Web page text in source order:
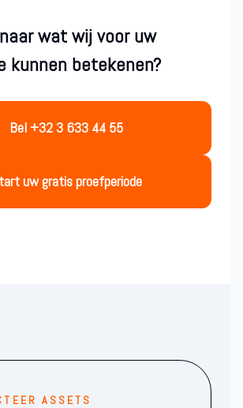
wat wij voor uw
kunnen betekenen?
Bel +32 3 633 44 55
uw gratis proefperiode
ASSETS